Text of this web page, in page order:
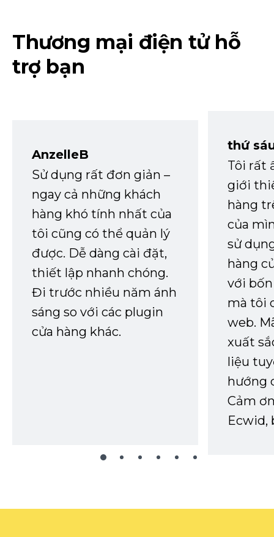
Thương mại điện tử hỗ
trợ bạn
AnzelleB
Sử dụng rất đơn giản –
ngay cả những khách
hàng khó tính nhất của
tôi cũng có thể quản lý
được. Dễ dàng cài đặt,
thiết lập nhanh chóng.
Đi trước nhiều năm ánh
sáng so với các plugin
cửa hàng khác.
thứ
Tôi rất
giới
hàng
của
sử
hàng
với
mà tôi
web.
xuất
liệu
hướng
Cảm
Ecwid,